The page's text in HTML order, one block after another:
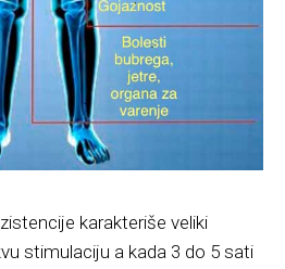
karakteriše veliki
stimulaciju a kada 3 do 5 sati